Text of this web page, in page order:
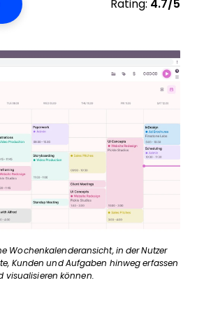
Rating: 4.7/5
Wochenkalenderansicht, in der Nutzer
Kunden und Aufgaben hinweg erfassen
visualisieren können.